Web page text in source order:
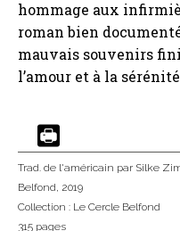
hommage aux
roman bien
mauvais souvenirs
l’amour et à la
Trad. de l'américain par Silke
Belfond, 2019
Collection : Le Cercle Belfond
315 pages